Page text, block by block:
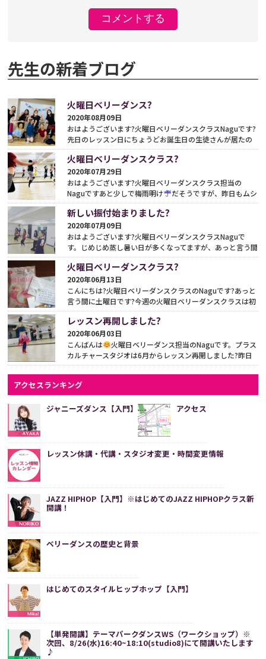
先生の新着ブログ
火曜日ベリーダンス?
2020年08月09日
おはようございます?火曜日ベリーダンスクラスNaguです?
先日のレッスン日にちょうどお誕生日の生徒さんが居たの
でレッスン前にお祝い?ダンスタイム??かかわいい
?お
め...続きをみる
火曜日ベリーダンスクラス?
2020年07月29日
おはようございます?火曜日ベリーダンスクラス担当の
Naguですあと少しで梅雨明け
だそうですが、昨日もムシ
ムシ暑かったですね?昨日は体験レッスンにお越し下さりあ
り...続きをみる
新しい振付始まりました?
2020年07月09日
おはようございます?火曜日ベリーダンスクラスNaguで
す。じめじめ蒸し暑い日が多くなってますが、あっと言う間
に7月ですね?7月から復帰された生徒さんに会えて嬉しか
っ...続きをみる
火曜日ベリーダンスクラス?
2020年06月13日
こんにちは?火曜日ベリーダンスクラスのNaguです?あっと
言う間に土曜日です?今週の火曜日ベリーダンスクラスは初
級クラスに新しいメンバーをお迎えして新しい振付に入り...
続きをみる
レッスン再開しました?
2020年06月03日
こんばんは
火曜日ベリーダンス担当のNaguです。プラス
カルチャースタジオは6月からレッスン再開しました?昨日
は再開後の初レッスンでした?生徒さん達に久々に会えて
嬉...続きをみる
アクセスランキング
ジャニーズダンス【入門】 アクセス
レッスン休講・代講・スタジオ変更・時間変更情報
JAZZ HIPHOP【入門】※はじめてのJAZZ HIPHOPクラス新
開講！
ベリーダンスの歴史と背景
はじめてのスタイルヒップホップ【入門】
【単発開講】テーマパークダンスWS（ワークショップ）※
次回、8/26(水)16:40~18:10(studio8)にて開講いたします
♪